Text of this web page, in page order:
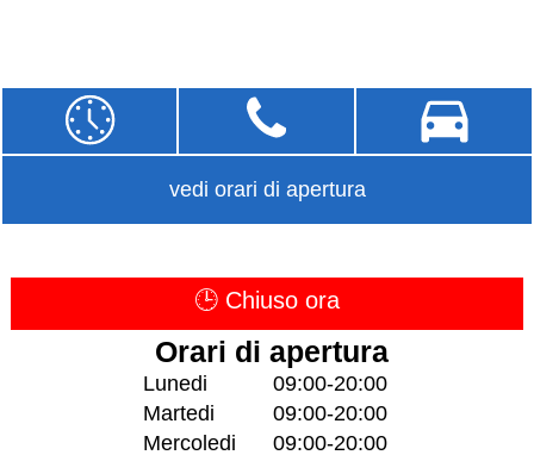
vedi orari di apertura
🕒 Chiuso ora
Orari di apertura
Lunedi
09:00-20:00
Martedi
09:00-20:00
Mercoledi
09:00-20:00